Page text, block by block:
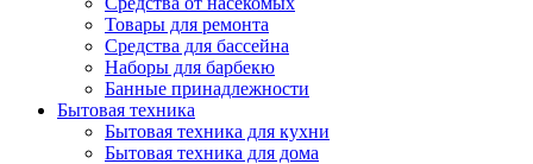
Товары для ремонта
Средства для бассейна
Наборы для барбекю
Банные принадлежности
Бытовая техника
Бытовая техника для кухни
Бытовая техника для дома